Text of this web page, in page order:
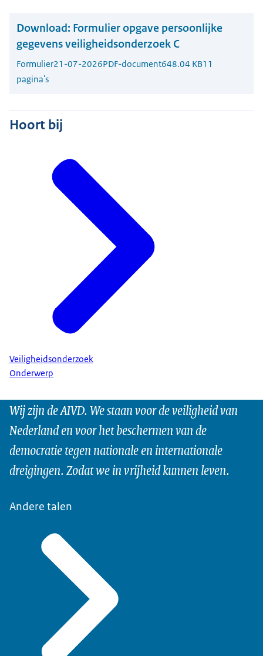
Download: Formulier opgave persoonlijke
gegevens veiligheidsonderzoek C
Formulier21-07-2026PDF-document648.04 KB11
pagina's
Hoort bij
Veiligheidsonderzoek
Onderwerp
Wij zijn de AIVD. We staan voor de veiligheid van
Nederland en voor het beschermen van de
democratie tegen nationale en internationale
dreigingen. Zodat we in vrijheid kunnen leven.
Andere talen